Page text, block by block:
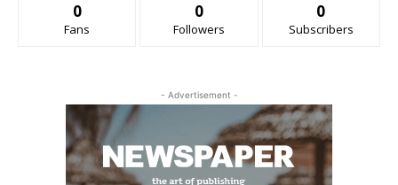
0
Fans
0
Followers
0
Subscribers
- Advertisement -